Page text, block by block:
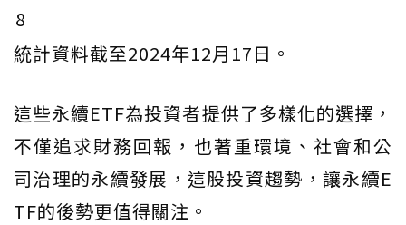
8
統計資料截至2024年12月17日。
這些永續ETF為投資者提供了多樣化的選擇，
不僅追求財務回報，也著重環境、社會和公
司治理的永續發展，這股投資趨勢，讓永續E
TF的後勢更值得關注。